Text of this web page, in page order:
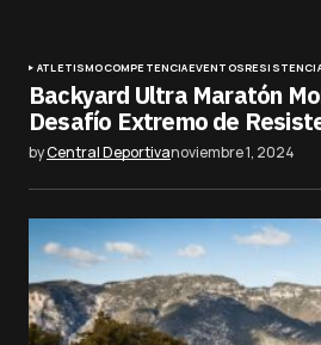
ATLETISMOCOMPETENCIAEVENTOS
Backyard Ultra Maratón
Desafío Extremo de
byCentral Deportivanoviembre 1, 2024